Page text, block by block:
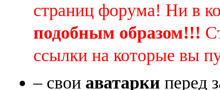
страниц форума! Ни в
подобным образом!!!
ссылки на которые вы
– свои аватарки перед